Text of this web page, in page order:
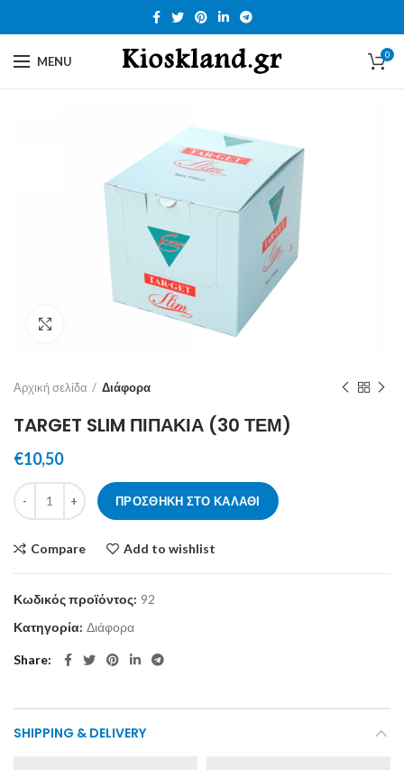
MENU 0
Αρχική σελίδα Διάφορα
TARGET SLIM ΠΙΠΑΚΙΑ (30 ΤΕΜ)
€10,50
TARGET SLIM ΠΙΠΑΚΙΑ (30 ΤΕΜ) ποσότητα
ΠΡΟΣΘΉΚΗ ΣΤΟ ΚΑΛΆΘΙ
Compare Add to wishlist
Κωδικός προϊόντος: 92
Κατηγορία: Διάφορα
Share
SHIPPING & DELIVERY